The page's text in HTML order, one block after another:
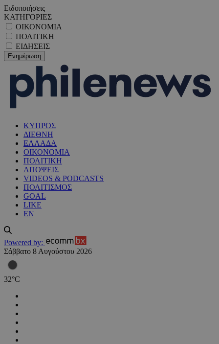
Ειδοποιήσεις
ΚΑΤΗΓΟΡΙΕΣ
ΟΙΚΟΝΟΜΙΑ
ΠΟΛΙΤΙΚΗ
ΕΙΔΗΣΕΙΣ
ΚΥΠΡΟΣ
ΔΙΕΘΝΗ
ΕΛΛΑΔΑ
ΟΙΚΟΝΟΜΙΑ
ΠΟΛΙΤΙΚΗ
ΑΠΟΨΕΙΣ
VIDEOS & PODCASTS
ΠΟΛΙΤΙΣΜΟΣ
GOAL
LIKE
EN
Powered by:
Σάββατο 8 Αυγούστου 2026
32°C